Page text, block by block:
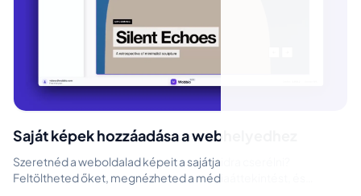
Saját képek hozzáadása a webhelyedhez
Szeretnéd a weboldalad képeit a sajátjaidra cserélni?
Feltöltheted őket, megnézheted a médiaáttekintést, és